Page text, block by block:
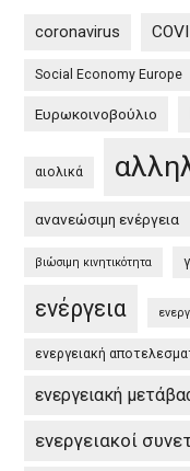
coronavirus
Social Economy Europe
Ευρωκοινοβούλιο
αιολικά
ανανεώσιμη ενέργεια
βιώσιμη κινητικότητα
ενέργεια
ενεργειακή
ενεργειακή
ενεργειακοί